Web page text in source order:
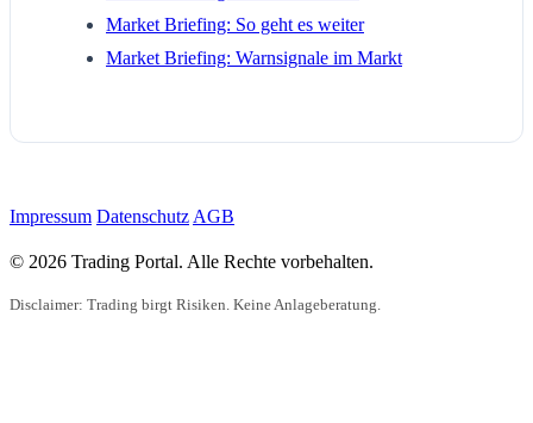
Market Briefing: So geht es weiter
Market Briefing: Warnsignale im Markt
Impressum Datenschutz AGB
© 2026 Trading Portal. Alle Rechte vorbehalten.
Disclaimer: Trading birgt Risiken. Keine Anlageberatung.